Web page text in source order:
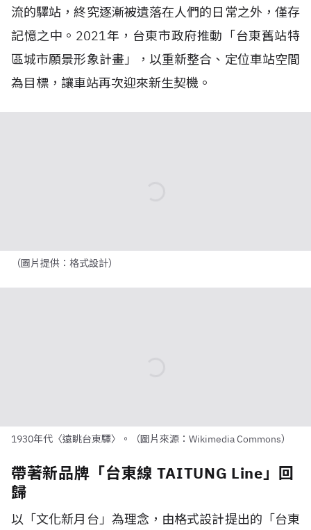
流的驛站，終究逐漸被遺落在人們的日常之外，僅存
記憶之中。2021年，台東市政府推動「台東舊站特
區城市願景形象計畫」，以重新整合、定位車站空間
為目標，讓車站再次迎來新生契機。
（圖片提供：格式設計）
1930年代〈遠眺台東驛〉。（圖片來源：Wikimedia Commons）
帶著新品牌「台東線 TAITUNG Line」回
歸
以「文化新月台」為理念，由格式設計提出的「台東